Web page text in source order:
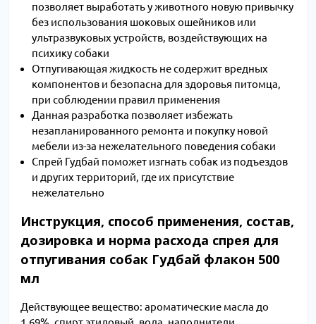
позволяет выработать у животного новую привычку
без использования шоковых ошейников или
ультразвуковых устройств, воздействующих на
психику собаки
Отпугивающая жидкость не содержит вредных
компонентов и безопасна для здоровья питомца,
при соблюдении правил применения
Данная разработка позволяет избежать
незапланированного ремонта и покупку новой
мебели из-за нежелательного поведения собаки
Спрей Гудбай поможет изгнать собак из подъездов
и других территорий, где их присутствие
нежелательно
Инструкция, способ применения, состав,
дозировка и норма расхода спрея для
отпугивания собак Гудбай флакон 500
мл
Действующее вещество: ароматические масла до